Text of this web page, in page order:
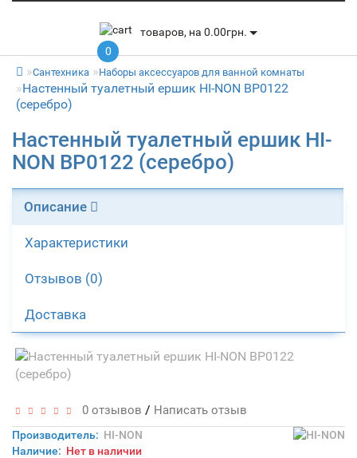
0
товаров, на 0.00грн.
Сантехника Наборы аксессуаров для ванной комнаты
Настенный туалетный ершик HI-NON ВР0122
(серебро)
Настенный туалетный ершик HI-
NON ВР0122 (серебро)
Описание
Характеристики
Отзывов (0)
Доставка
0 отзывов / Написать отзыв
Производитель: HI-NON
Наличие: Нет в наличии